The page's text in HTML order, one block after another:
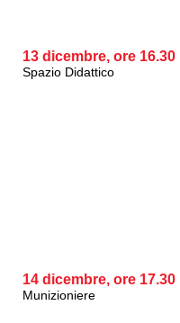
13 dicembre, ore 16.30
Spazio Didattico
14 dicembre, ore 17.30
Munizioniere